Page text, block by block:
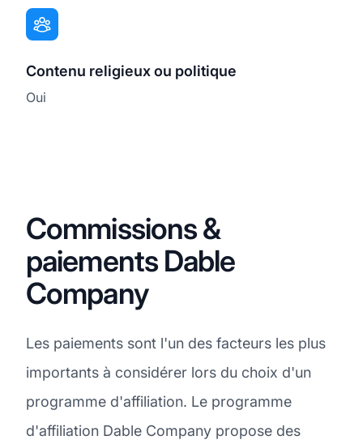
Contenu religieux ou politique
Oui
Commissions &
paiements Dable
Company
Les paiements sont l'un des facteurs les plus
importants à considérer lors du choix d'un
programme d'affiliation. Le programme
d'affiliation Dable Company propose des